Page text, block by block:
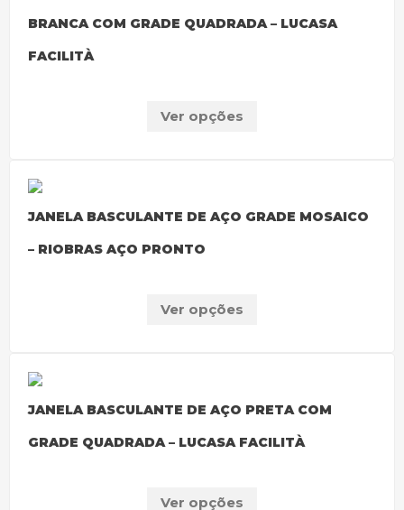
BRANCA COM GRADE QUADRADA – LUCASA
FACILITÀ
Ver opções
JANELA BASCULANTE DE AÇO GRADE MOSAICO
– RIOBRAS AÇO PRONTO
Ver opções
JANELA BASCULANTE DE AÇO PRETA COM
GRADE QUADRADA – LUCASA FACILITÀ
Ver opções